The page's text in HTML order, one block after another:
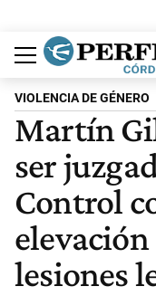
Política
Economía
Judiciales
Sociedad
Cultura
Espectáculos
Deportes
Protagonistas
VIOLENCIA DE GÉNERO
Martín
ser
Control
lesiones